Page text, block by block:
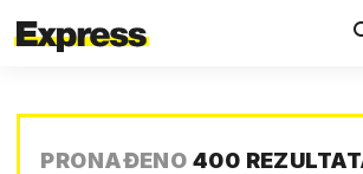
PRONAĐENO 400